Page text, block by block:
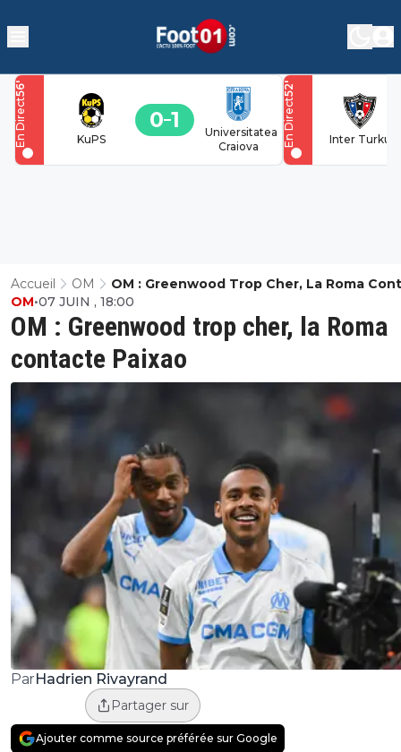
KuPS
0 1
Universitatea
Craiova
56
'
En Direct Inter Turku
52
'
En Direct
Accueil OM
OM : Greenwood Trop Cher, La Roma
Paixao
OM : Greenwood trop cher, la Roma
contacte Paixao
OM•07 JUIN , 18:00
ParHadrien Rivayrand
Partager sur
Ajouter comme source préférée sur Google